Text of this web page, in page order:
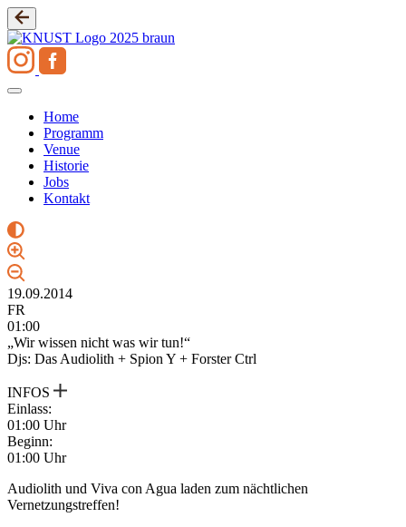
Zum
Inhalt
springen
Home
Programm
Venue
Historie
Jobs
Kontakt
19.09.2014
FR
01:00
„Wir wissen nicht was wir tun!“
Djs: Das Audiolith + Spion Y + Forster Ctrl
INFOS
Einlass:
01:00 Uhr
Beginn:
01:00 Uhr
Audiolith und Viva con Agua laden zum nächtlichen
Vernetzungstreffen!